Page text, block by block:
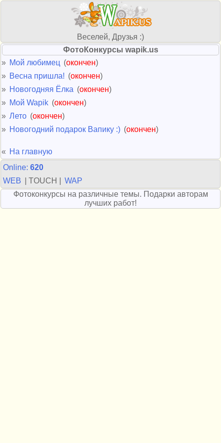
Веселей, Друзья :)
ФотоКонкурсы wapik.us
» Мой любимец (окончен)
» Весна пришла! (окончен)
» Новогодняя Ёлка (окончен)
» Мой Wapik (окончен)
» Лето (окончен)
» Новогодний подарок Вапику :) (окончен)
« На главную
Online: 620
WEB
| TOUCH |
WAP
Фотоконкурсы на различные темы. Подарки авторам
лучших работ!